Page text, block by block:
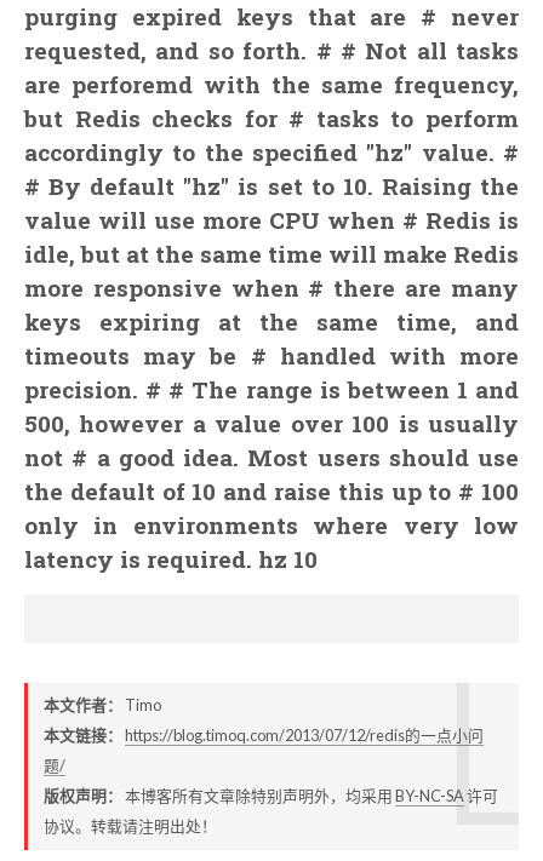
purging expired keys that are # never
requested, and so forth. # # Not all tasks
are perforemd with the same frequency,
but Redis checks for # tasks to perform
accordingly to the specified "hz" value. #
# By default "hz" is set to 10. Raising the
value will use more CPU when # Redis is
idle, but at the same time will make Redis
more responsive when # there are many
keys expiring at the same time, and
timeouts may be # handled with more
precision. # # The range is between 1 and
500, however a value over 100 is usually
not # a good idea. Most users should use
the default of 10 and raise this up to # 100
only in environments where very low
latency is required. hz 10
本文作者： Timo
本文链接：
https://blog.timoq.com/2013/07/12/redis的一点小问
题/
版权声明： 本博客所有文章除特别声明外，均采用BY-NC-SA许可
协议。转载请注明出处！